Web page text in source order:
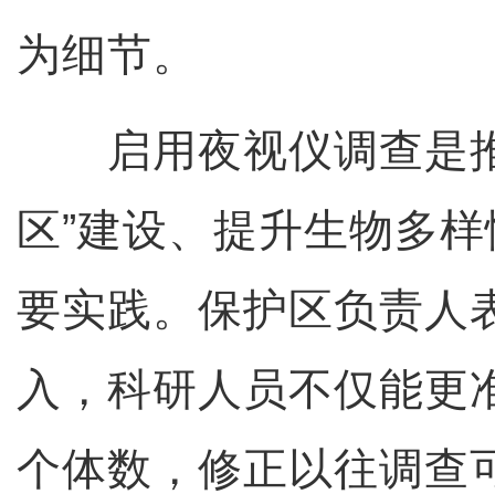
为细节。
启用夜视仪调查是
区”建设、提升生物多
要实践。保护区负责人
入，科研人员不仅能更
个体数，修正以往调查